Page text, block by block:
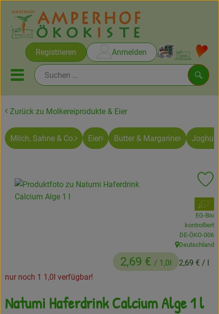
Registrieren Anmelden
Mobiles Menu öffnen oder
Rezepte
Ökokisten
Haltbares
Getränke
Zurück zu Molkereiprodukte & Eier
Milch, Sahne & Co. Eier Butter & Margarine Joghurt
Natumi Haferdrink Calcium Alge 1 l
2,69 € / 1,0l 2,69 € / l
nur noch 1 1,0l verfügbar!
, Verband:
EG-Bio
kontrolliert
, Kontrollstelle:
DE-ÖKO-006
, Herkunft:
Deutschland